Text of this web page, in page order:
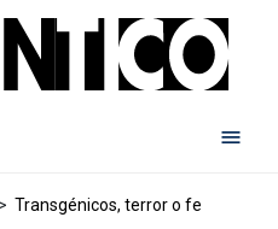
> Transgénicos, terror o fe